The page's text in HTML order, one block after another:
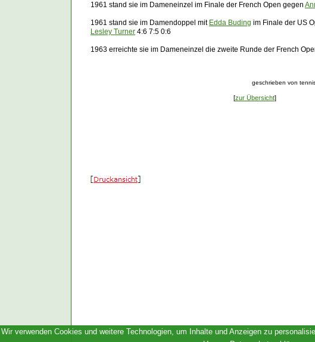
1961 stand sie im Dameneinzel im Finale der French Open gegen
1961 stand sie im Damendoppel mit Edda Buding im Finale der US
Lesley Turner 4:6 7:5 0:6
1963 erreichte sie im Dameneinzel die zweite Runde der French
geschrieben von
[zur Übersicht]
Wir verwenden Cookies und weitere Technologien, um Inhalte und Anzeigen zu